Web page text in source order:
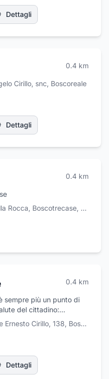
Dettagli
0.4 km
Cirillo, snc, Boscoreale
Dettagli
0.4 km
Rocca, Boscotrecase,
0.4 km
sempre più un punto di
del cittadino:
prestazioni professionali
per la salute
le prenotazioni CUP, il
il controllo dell'udito
realizzazione di
Presso la Farmacia
Ernesto Cirillo, 138, Boscoreale
Dettagli